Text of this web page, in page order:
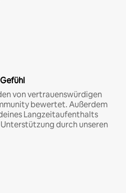
von vertrauenswürdigen
bewertet. Außerdem
Langzeitaufenthalts
durch unseren